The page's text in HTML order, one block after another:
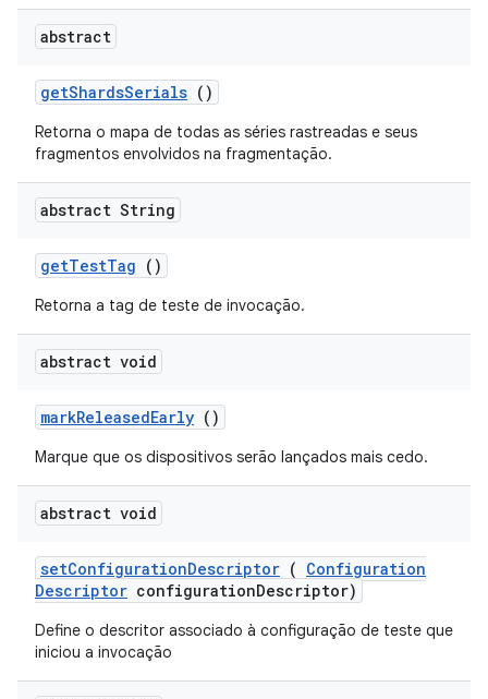
abstract
getShardsSerials ()
Retorna o mapa de todas as séries rastreadas e seus
fragmentos envolvidos na fragmentação.
abstract String
getTestTag ()
Retorna a tag de teste de invocação.
abstract void
markReleasedEarly ()
Marque que os dispositivos serão lançados mais cedo.
abstract void
setConfigurationDescriptor ( Configuration
Descriptor configurationDescriptor)
Define o descritor associado à configuração de teste que
iniciou a invocação